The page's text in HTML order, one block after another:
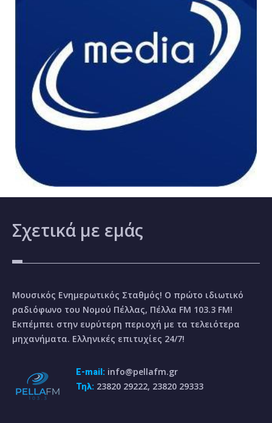
Σχετικά με εμάς
Μουσικός Ενημερωτικός Σταθμός! Ο πρώτο ιδιωτικό
ραδιόφωνο του Νομού Πέλλας, Πέλλα FM 103.3 FM!
Εκπέμπει στην ευρύτερη περιοχή με τα τελειότερα
μηχανήματα. Ελληνικές επιτυχίες 24/7!
E-mail: info@pellafm.gr
Τηλ: 23820 29222, 23820 29333